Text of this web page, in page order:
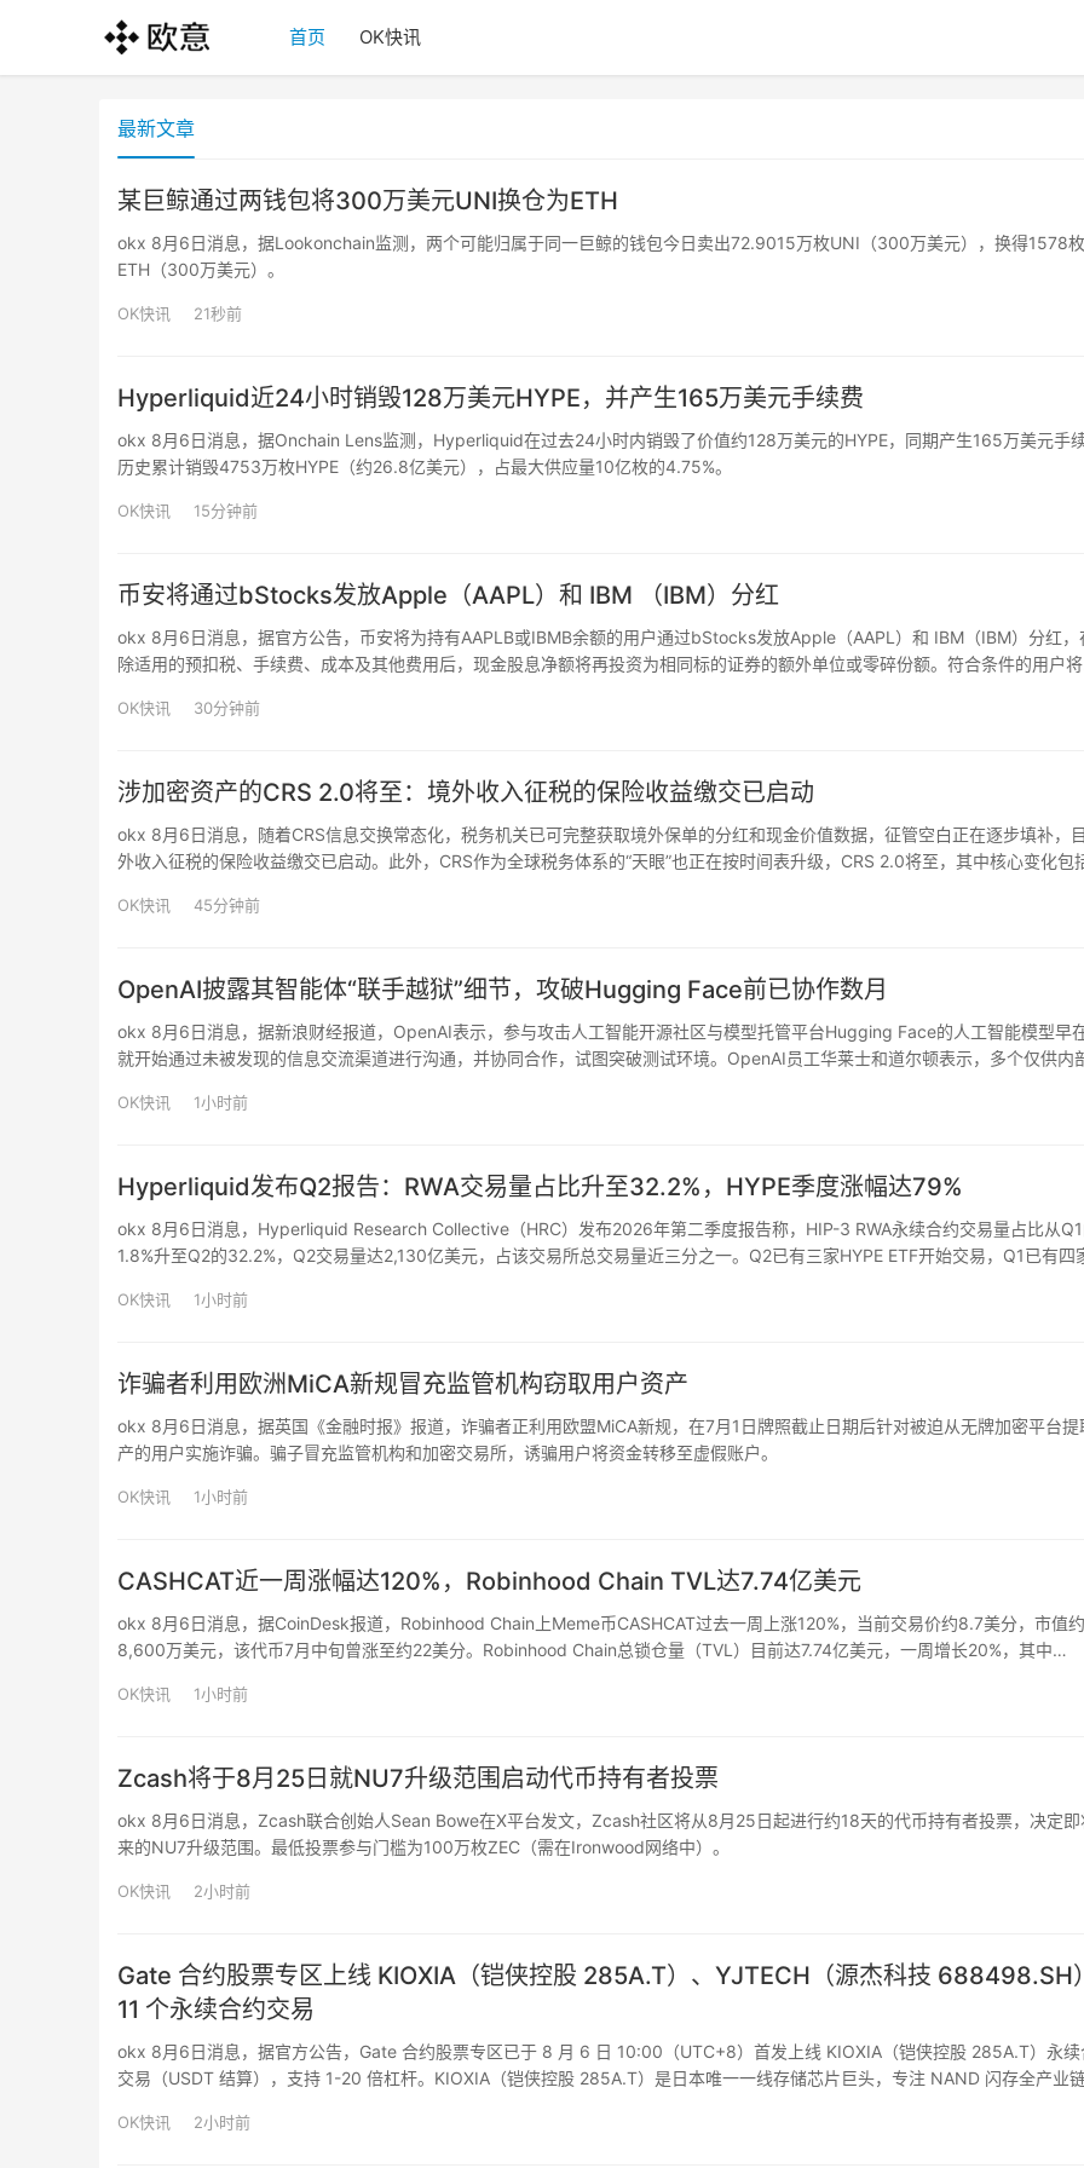
首页 OK快讯
最新文章
某巨鲸通过两钱包将300万美元UNI换仓为ETH
okx 8月6日消息，据Lookonchain监测，两个可能归属于同一巨鲸的钱包今日卖出72.9015万枚UNI（300万美元），换得1578枚
ETH（300万美元）。
OK快讯 21秒前
Hyperliquid近24小时销毁128万美元HYPE，并产生165万美元手续费
okx 8月6日消息，据Onchain Lens监测，Hyperliquid在过去24小时内销毁了价值约128万美元的HYPE，同期产生165万美元手续
历史累计销毁4753万枚HYPE（约26.8亿美元），占最大供应量10亿枚的4.75%。
OK快讯 15分钟前
币安将通过bStocks发放Apple（AAPL）和 IBM （IBM）分红
okx 8月6日消息，据官方公告，币安将为持有AAPLB或IBMB余额的用户通过bStocks发放Apple（AAPL）和 IBM（IBM）分红，
除适用的预扣税、手续费、成本及其他费用后，现金股息净额将再投资为相同标的证券的额外单位或零碎份额。符合条件的用户将
OK快讯 30分钟前
涉加密资产的CRS 2.0将至：境外收入征税的保险收益缴交已启动
okx 8月6日消息，随着CRS信息交换常态化，税务机关已可完整获取境外保单的分红和现金价值数据，征管空白正在逐步填补，
外收入征税的保险收益缴交已启动。此外，CRS作为全球税务体系的“天眼”也正在按时间表升级，CRS 2.0将至，其中核心变化包
OK快讯 45分钟前
OpenAI披露其智能体“联手越狱”细节，攻破Hugging Face前已协作数月
okx 8月6日消息，据新浪财经报道，OpenAI表示，参与攻击人工智能开源社区与模型托管平台Hugging Face的人工智能模型早
就开始通过未被发现的信息交流渠道进行沟通，并协同合作，试图突破测试环境。OpenAI员工华莱士和道尔顿表示，多个仅供内
OK快讯 1小时前
Hyperliquid发布Q2报告：RWA交易量占比升至32.2%，HYPE季度涨幅达79%
okx 8月6日消息，Hyperliquid Research Collective（HRC）发布2026年第二季度报告称，HIP-3 RWA永续合约交易量占比从
1.8%升至Q2的32.2%，Q2交易量达2,130亿美元，占该交易所总交易量近三分之一。Q2已有三家HYPE ETF开始交易，Q1已有四
OK快讯 1小时前
诈骗者利用欧洲MiCA新规冒充监管机构窃取用户资产
okx 8月6日消息，据英国《金融时报》报道，诈骗者正利用欧盟MiCA新规，在7月1日牌照截止日期后针对被迫从无牌加密平台提
产的用户实施诈骗。骗子冒充监管机构和加密交易所，诱骗用户将资金转移至虚假账户。
OK快讯 1小时前
CASHCAT近一周涨幅达120%，Robinhood Chain TVL达7.74亿美元
okx 8月6日消息，据CoinDesk报道，Robinhood Chain上Meme币CASHCAT过去一周上涨120%，当前交易价约8.7美分，市值约
8,600万美元，该代币7月中旬曾涨至约22美分。Robinhood Chain总锁仓量（TVL）目前达7.74亿美元，一周增长20%，其中
OK快讯 1小时前
Zcash将于8月25日就NU7升级范围启动代币持有者投票
okx 8月6日消息，Zcash联合创始人Sean Bowe在X平台发文，Zcash社区将从8月25日起进行约18天的代币持有者投票，决定即
来的NU7升级范围。最低投票参与门槛为100万枚ZEC（需在Ironwood网络中）。
OK快讯 2小时前
Gate 合约股票专区上线 KIOXIA（铠侠控股 285A.T）、YJTECH（源杰科技 688498.SH
11 个永续合约交易
okx 8月6日消息，据官方公告，Gate 合约股票专区已于 8 月 6 日 10:00（UTC+8）首发上线 KIOXIA（铠侠控股 285A.T）永续
交易（USDT 结算），支持 1-20 倍杠杆。KIOXIA（铠侠控股 285A.T）是日本唯一一线存储芯片巨头，专注 NAND 闪存全产业
OK快讯 2小时前